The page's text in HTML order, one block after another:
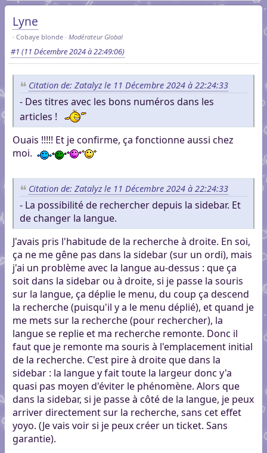
Lyne
Cobaye blonde Modérateur Global
#1 (11 Décembre 2024 à 22:49:06)
Citation de: Zatalyz le 11 Décembre 2024 à 22:24:33
- Des titres avec les bons numéros dans les
articles !
Ouais !!!!! Et je confirme, ça fonctionne aussi chez
moi.
Citation de: Zatalyz le 11 Décembre 2024 à 22:24:33
- La possibilité de rechercher depuis la sidebar. Et
de changer la langue.
J'avais pris l'habitude de la recherche à droite. En soi,
ça ne me gêne pas dans la sidebar (sur un ordi), mais
j'ai un problème avec la langue au-dessus : que ça
soit dans la sidebar ou à droite, si je passe la souris
sur la langue, ça déplie le menu, du coup ça descend
la recherche (puisqu'il y a le menu déplié), et quand je
me mets sur la recherche (pour rechercher), la
langue se replie et ma recherche remonte. Donc il
faut que je remonte ma souris à l'emplacement initial
de la recherche. C'est pire à droite que dans la
sidebar : la langue y fait toute la largeur donc y'a
quasi pas moyen d'éviter le phénomène. Alors que
dans la sidebar, si je passe à côté de la langue, je peux
arriver directement sur la recherche, sans cet effet
yoyo. (Je vais voir si je peux créer un ticket. Sans
garantie).